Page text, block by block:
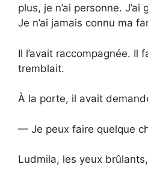
plus, je n’ai personne. J’ai
Je n’ai jamais connu ma
Il l’avait raccompagnée. Il
tremblait.
À la porte, il avait
— Je peux faire quelque
Ludmila, les yeux